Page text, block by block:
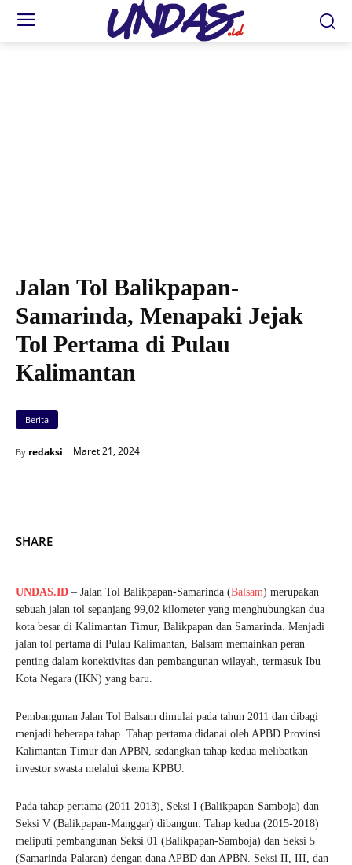
Jalan Tol Balikpapan-
Samarinda, Menapaki Jejak
Tol Pertama di Pulau
Kalimantan
Berita
By redaksi Maret 21, 2024
SHARE
UNDAS.ID – Jalan Tol Balikpapan-Samarinda (Balsam) merupakan
sebuah jalan tol sepanjang 99,02 kilometer yang menghubungkan dua
kota besar di Kalimantan Timur, Balikpapan dan Samarinda. Menjadi
jalan tol pertama di Pulau Kalimantan, Balsam memainkan peran
penting dalam konektivitas dan pembangunan wilayah, termasuk Ibu
Kota Negara (IKN) yang baru.
Pembangunan Jalan Tol Balsam dimulai pada tahun 2011 dan dibagi
menjadi beberapa tahap. Tahap pertama didanai oleh APBD Provinsi
Kalimantan Timur dan APBN, sedangkan tahap kedua melibatkan
investor swasta melalui skema KPBU.
Pada tahap pertama (2011-2013), Seksi I (Balikpapan-Samboja) dan
Seksi V (Balikpapan-Manggar) dibangun. Tahap kedua (2015-2018)
meliputi pembangunan Seksi 01 (Balikpapan-Samboja) dan Seksi 5
(Samarinda-Palaran) dengan dana APBD dan APBN. Seksi II, III, dan